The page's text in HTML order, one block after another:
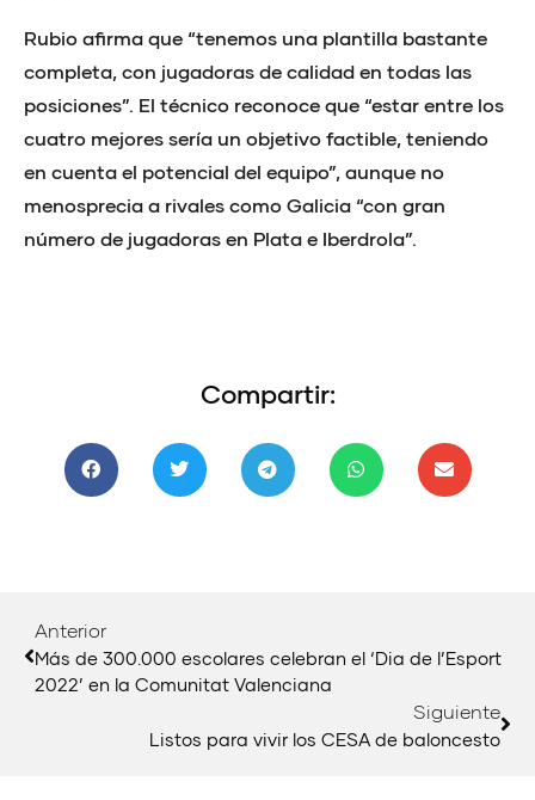
Rubio afirma que “tenemos una plantilla bastante
completa, con jugadoras de calidad en todas las
posiciones”. El técnico reconoce que “estar entre los
cuatro mejores sería un objetivo factible, teniendo
en cuenta el potencial del equipo”, aunque no
menosprecia a rivales como Galicia “con gran
número de jugadoras en Plata e Iberdrola”.
Compartir:
Anterior
Más de 300.000 escolares celebran el ‘Dia de l’Esport
2022’ en la Comunitat Valenciana
Siguiente
Listos para vivir los CESA de baloncesto